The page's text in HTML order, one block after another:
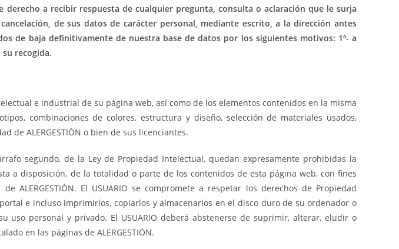
a recibir respuesta de cualquier pregunta, consulta o aclaración que le surja
de sus datos de carácter personal, mediante escrito, a la dirección antes
de baja definitivamente de nuestra base de datos por los siguientes motivos: 1º- a
recogida.
e industrial de su página web, así como de los elementos contenidos en la misma
combinaciones de colores, estructura y diseño, selección de materiales usados,
de ALERGESTIÓN o bien de sus licenciantes.
segundo, de la Ley de Propiedad Intelectual, quedan expresamente prohibidas la
a disposición, de la totalidad o parte de los contenidos de esta página web, con fines
El USUARIO se compromete a respetar los derechos de Propiedad
e incluso imprimirlos, copiarlos y almacenarlos en el disco duro de su ordenador o
personal y privado. El USUARIO deberá abstenerse de suprimir, alterar, eludir o
en las páginas de ALERGESTIÓN.